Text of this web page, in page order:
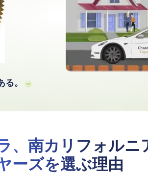
。
、南カリフォルニ
ーズを選ぶ理由